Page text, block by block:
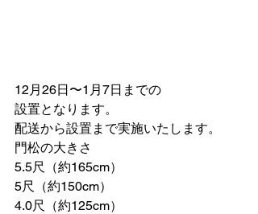
12月26日〜1月7日までの
設置となります。
配送から設置まで実施いたします。
門松の大きさ
5.5尺（約165cm）
5尺（約150cm）
4.0尺（約125cm）